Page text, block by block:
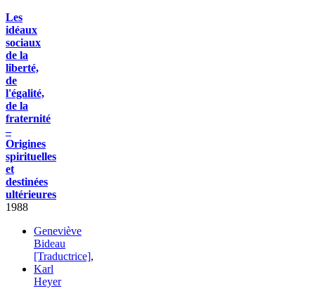
Les
idéaux
sociaux
de la
liberté,
de
l'égalité,
de la
fraternité
–
Origines
spirituelles
et
destinées
ultérieures
1988
Geneviève
Bideau
[Traductrice],
Karl
Heyer